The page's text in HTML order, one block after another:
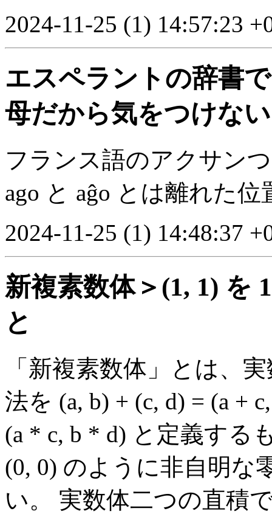
2024-11-25 (1) 14:57:23
エスペラントの辞書
母だから気をつけな
フランス語のアクサン
ago と aĝo とは離れた
2024-11-25 (1) 14:48:37
新複素数体＞(1, 1) を 1
と
「新複素数体」とは、
法を (a, b) + (c, d) = (a +
(a * c, b * d) と定義する
(0, 0) のように非自明な
い。 実数体二つの直積